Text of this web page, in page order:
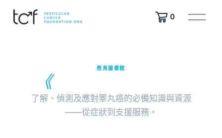
0
開
教育圖書館
《睪丸癌入門指南》
了解、偵測及應對睪丸癌的必備知識與資源
——從症狀到支援服務。